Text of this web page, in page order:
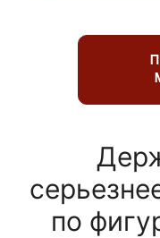
по